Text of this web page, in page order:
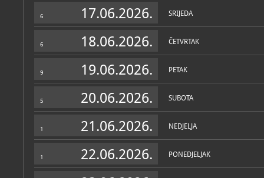
6 17.06.2026. SRIJEDA
6 18.06.2026. ČETVRTAK
9 19.06.2026. PETAK
5 20.06.2026. SUBOTA
1 21.06.2026. NEDJELJA
1 22.06.2026. PONEDJELJAK